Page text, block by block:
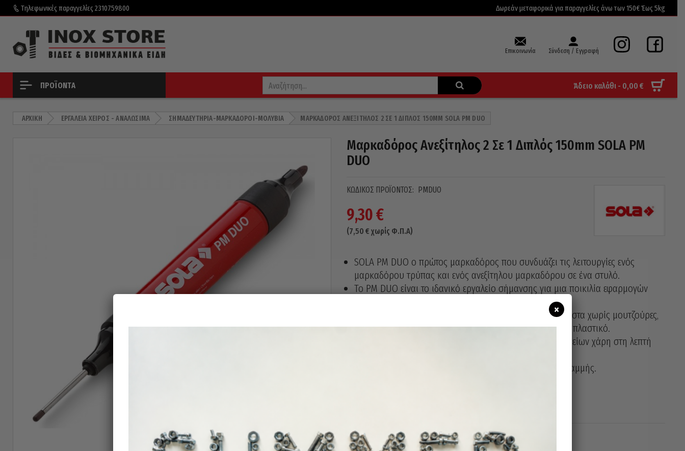
Τηλεφωνικές παραγγελίες 2310759800 Δωρεάν μεταφορικά για παραγγελίες άνω των 150€ Έως 5kg
Επικοινωνία Σύνδεση / Εγγραφή
ΠΡΟΪΌΝΤΑ Άδειο καλάθι - 0,00 €
ΑΡΧΙΚΉ ΕΡΓΑΛΕΊΑ ΧΕΙΡΌΣ - ΑΝΑΛΏΣΙΜΑ ΣΗΜΑΔΕΥΤΉΡΙΑ-ΜΑΡΚΑΔΌΡΟΙ-ΜΟΛΎΒΙΑ ΜΑΡΚΑΔΌΡΟΣ ΑΝΕΞΊΤΗΛΟΣ 2 ΣΕ 1 ΔΙΠΛΌΣ 150MM SOLA PM DUO
Μαρκαδόρος Ανεξίτηλος 2 Σε 1 Διπλός 150mm SOLA PM
DUO
ΚΩΔΙΚΌΣ ΠΡΟΪΌΝΤΟΣ: PMDUO
9,30€
(7,50 € χωρίς Φ.Π.Α)
SOLA PM DUO ο πρώτος μαρκαδόρος που συνδυάζει τις λειτουργίες ενός
μαρκαδόρου τρύπας και ενός ανεξίτηλου μαρκαδόρου σε ένα στυλό.
Το PM DUO είναι το ιδανικό εργαλείο σήμανσης για μια ποικιλία εφαρμογών
Αδιάβροχο μελάνι που στεγνώνει γρήγορα γράφει αξιόπιστα χωρίς μουτζούρες,
σε λεία και στεγνά υλικά όπως γυαλί, μέταλλο, πέτρα και πλαστικό.
Εύκολη σήμανση οπών διάτρησης και δυσπρόσιτων σημείων χάρη στη λεπτή
Ακριβής σήμανση, σχέδιο και γραφή με στενό πλάτος γραμμής.
×